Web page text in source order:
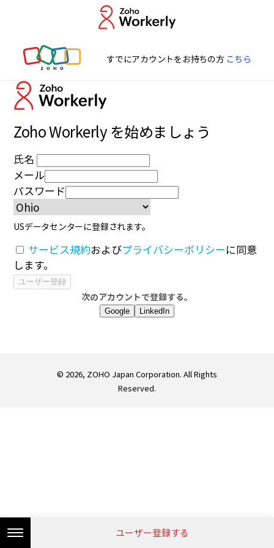
すでにアカウントをお持ちの方 こちら
Zoho Workerly を始めましょう
氏名
メール
パスワード
USデータセンターに登録されます。
サービス規約およびプライバシーポリシーに同意
します。
次のアカウントで登録する。
Google LinkedIn
© 2026, ZOHO Japan Corporation. All Rights
Reserved.
ユーザー登録する